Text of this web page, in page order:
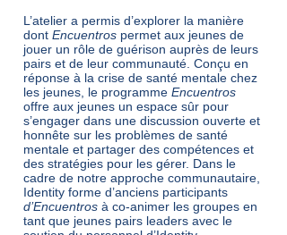
L’atelier a permis d’explorer la manière
dont Encuentros permet aux jeunes de
jouer un rôle de guérison auprès de leurs
pairs et de leur communauté. Conçu en
réponse à la crise de santé mentale chez
les jeunes, le programme Encuentros
offre aux jeunes un espace sûr pour
s’engager dans une discussion ouverte et
honnête sur les problèmes de santé
mentale et partager des compétences et
des stratégies pour les gérer. Dans le
cadre de notre approche communautaire,
Identity forme d’anciens participants
d’Encuentros à co-animer les groupes en
tant que jeunes pairs leaders avec le